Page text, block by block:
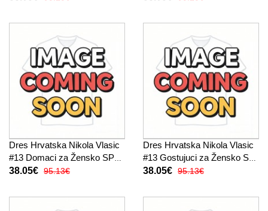
Dres Hrvatska Nikola Vlasic
#13 Domaci za Žensko SP
2026 Kratak Rukav
38.05€ 95.13€
Dres Hrvatska Nikola Vlasic
#13 Gostujuci za Žensko SP
2026 Kratak Rukav
38.05€ 95.13€